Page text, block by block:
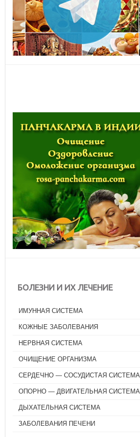
БОЛЕЗНИ И ИХ ЛЕЧЕНИЕ
ИМУННАЯ СИСТЕМА
КОЖНЫЕ ЗАБОЛЕВАНИЯ
НЕРВНАЯ СИСТЕМА
ОЧИЩЕНИЕ ОРГАНИЗМА
СЕРДЕЧНО — СОСУДИСТАЯ СИСТЕМА
ОПОРНО — ДВИГАТЕЛЬНАЯ СИСТЕМА
ДЫХАТЕЛЬНАЯ СИСТЕМА
ЗАБОЛЕВАНИЯ ПЕЧЕНИ